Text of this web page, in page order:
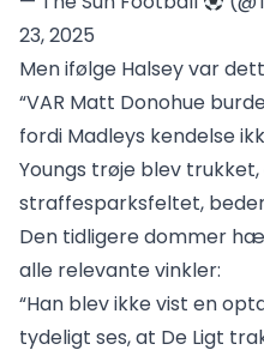
23, 2025
Men ifølge Halsey var
“VAR Matt Donohue
fordi Madleys kendelse
Youngs trøje blev
straffesparksfeltet,
Den tidligere dommer
alle relevante vinkler:
“Han blev ikke vist en
tydeligt ses, at De Ligt